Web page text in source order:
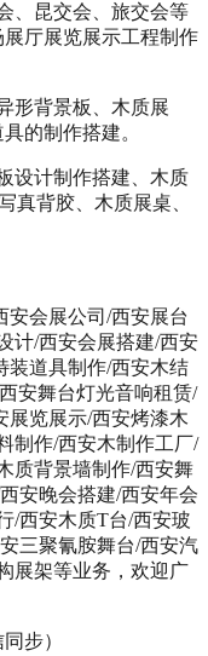
、昆交会、旅交会等
厅展览展示工程制作
形背景板、木质展
的制作搭建。
设计制作搭建、木质
真背胶、木质展桌、
安会展公司/西安展台
计/西安会展搭建/西安
装道具制作/西安木结
安舞台灯光音响租赁/
展览展示/西安烤漆木
制作/西安木制作工厂/
质背景墙制作/西安舞
安晚会搭建/西安年会
/西安木质T台/西安玻
三聚氰胺舞台/西安汽
展架等业务，欢迎广
步）